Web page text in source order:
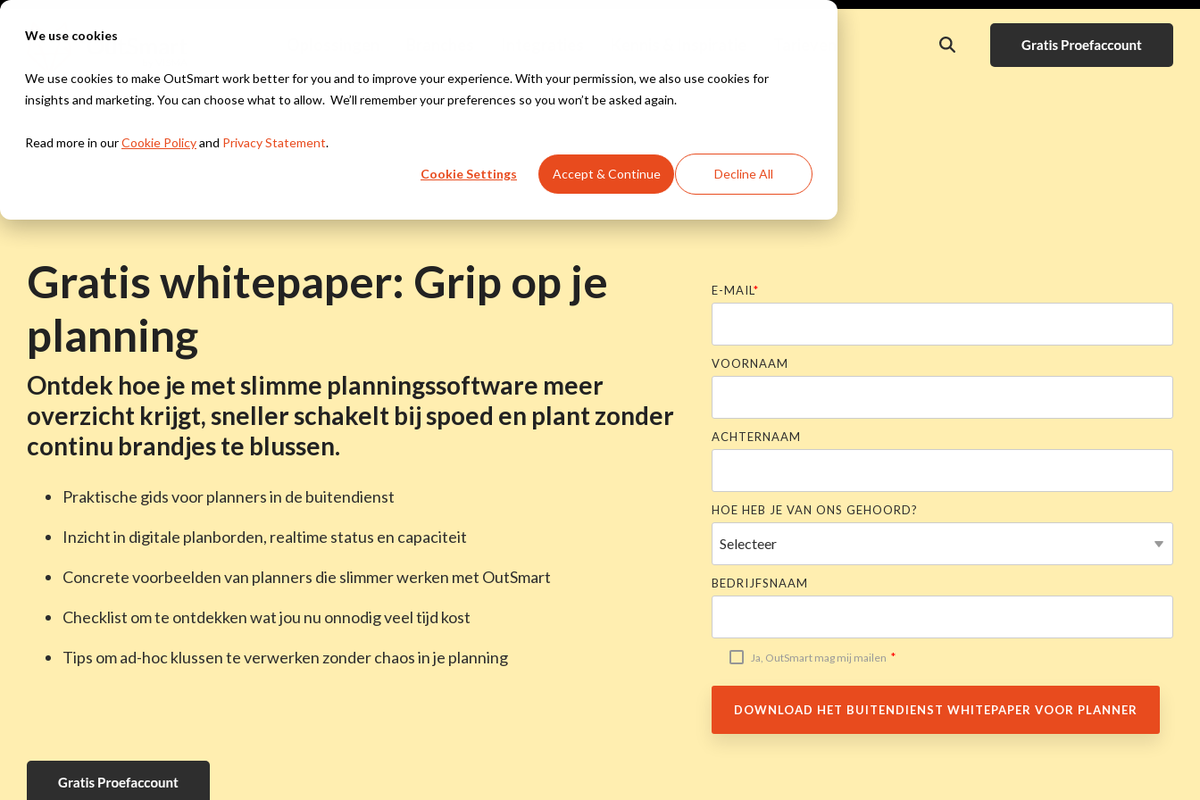
We use cookies
We use cookies to make OutSmart work better for you and to improve your experience. With your permission, we also use cookies for
insights and marketing. You can choose what to allow. We’ll remember your preferences so you won’t be asked again.
Read more in ourCookie Policyand Privacy Statement.
Cookie Settings Accept & Continue Decline All
Skip
content.
Oplossingen
Houd altijd grip op je planning
Offertes & Facturen
Stuur offertes & facturen razendsnel en volledig digitaal
Project management
Krijg één centrale plek voor al je projecten
Contractbeheer op z'n makkelijkst
Branches
Projectbeheer, werkbonnen & urenregistratie voor de bouw
Beveiliging
Objectbeheer, werkbonnen & servicecontracten voor beveiliging
Integraties
Snelstart
AFAS
Moneybird
Yuki
WeFact
eAccounting
Kennis & Inspiratie
Webinars
Klantverhalen
Nieuwsbrief
Gratis whitepaper: Grip op je
planning
Ontdek hoe je met slimme planningssoftware meer
overzicht krijgt, sneller schakelt bij spoed en plant zonder
continu brandjes te blussen.
Praktische gids voor planners in de buitendienst
Inzicht in digitale planborden, realtime status en capaciteit
Concrete voorbeelden van planners die slimmer werken met OutSmart
Checklist om te ontdekken wat jou nu onnodig veel tijd kost
Tips om ad-hoc klussen te verwerken zonder chaos in je planning
E-MAIL*
VOORNAAM
ACHTERNAAM
HOE HEB JE VAN ONS GEHOORD?
BEDRIJFSNAAM
Ja, OutSmart mag mij mailen *